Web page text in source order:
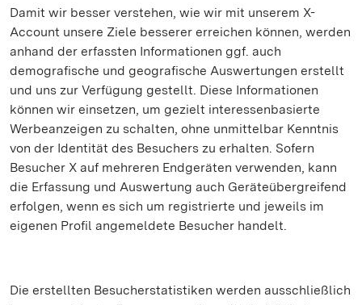
Damit wir besser verstehen, wie wir mit unserem X-
Account unsere Ziele besserer erreichen können, werden
anhand der erfassten Informationen ggf. auch
demografische und geografische Auswertungen erstellt
und uns zur Verfügung gestellt. Diese Informationen
können wir einsetzen, um gezielt interessenbasierte
Werbeanzeigen zu schalten, ohne unmittelbar Kenntnis
von der Identität des Besuchers zu erhalten. Sofern
Besucher X auf mehreren Endgeräten verwenden, kann
die Erfassung und Auswertung auch Geräteübergreifend
erfolgen, wenn es sich um registrierte und jeweils im
eigenen Profil angemeldete Besucher handelt.
Die erstellten Besucherstatistiken werden ausschließlich